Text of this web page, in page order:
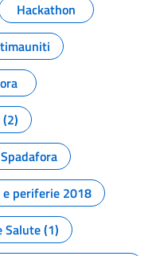
Hackathon
periferie 2018
Salute (1)